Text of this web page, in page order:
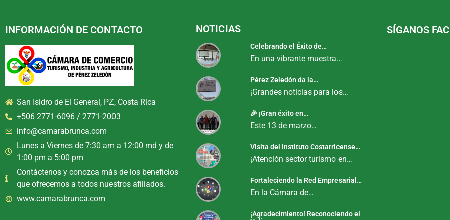
INFORMACIÓN DE CONTACTO
San Isidro de El General, PZ, Costa Rica
+506 2771-6096 / 2771-2003
info@camarabrunca.com
Lunes a Viernes de 7:30 am a 12:00 md y de
1:00 pm a 5:00 pm
Contáctenos y conozca más de los beneficios
que ofrecemos a todos nuestros afiliados.
www.camarabrunca.com
NOTICIAS
Celebrando el Éxito de…
En una vibrante muestra…
Pérez Zeledón da la…
¡Grandes noticias para los…
🎉 ¡Gran éxito en…
Este 13 de marzo…
Visita del Instituto Costarricense…
¡Atención sector turismo en…
Fortaleciendo la Red Empresarial…
En la Cámara de…
¡Agradecimiento! Reconociendo el
SÍGANOS